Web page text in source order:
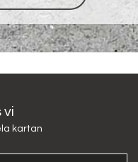
vi
kartan